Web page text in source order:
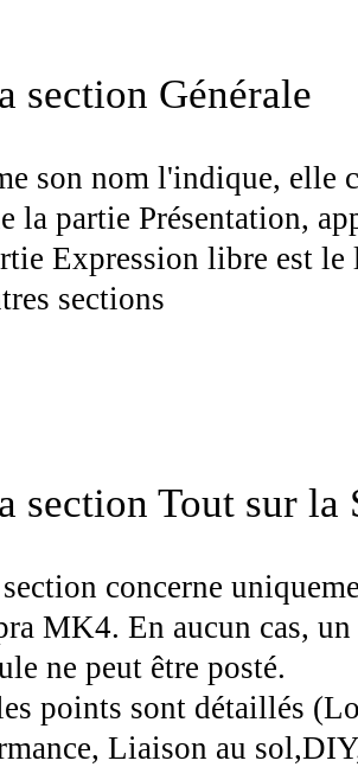
section Générale
son nom l'indique, elle
la partie Présentation,
Expression libre est le
sections
section Tout sur la
concerne
MK4. En aucun cas,
ne peut être posté.
points sont détaillés
Liaison au